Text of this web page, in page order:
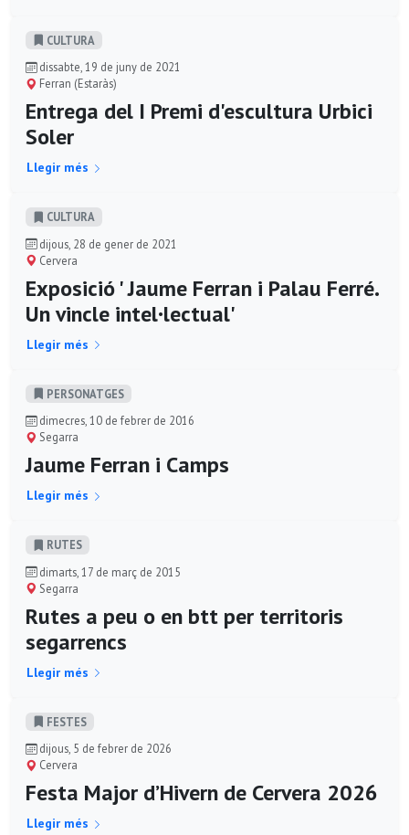
CULTURA
dissabte, 19 de juny de 2021
Ferran (Estaràs)
Entrega del I Premi d'escultura Urbici
Soler
Llegir més
CULTURA
dijous, 28 de gener de 2021
Cervera
Exposició ' Jaume Ferran i Palau Ferré.
Un vincle intel·lectual'
Llegir més
PERSONATGES
dimecres, 10 de febrer de 2016
Segarra
Jaume Ferran i Camps
Llegir més
RUTES
dimarts, 17 de març de 2015
Segarra
Rutes a peu o en btt per territoris
segarrencs
Llegir més
FESTES
dijous, 5 de febrer de 2026
Cervera
Festa Major d’Hivern de Cervera 2026
Llegir més